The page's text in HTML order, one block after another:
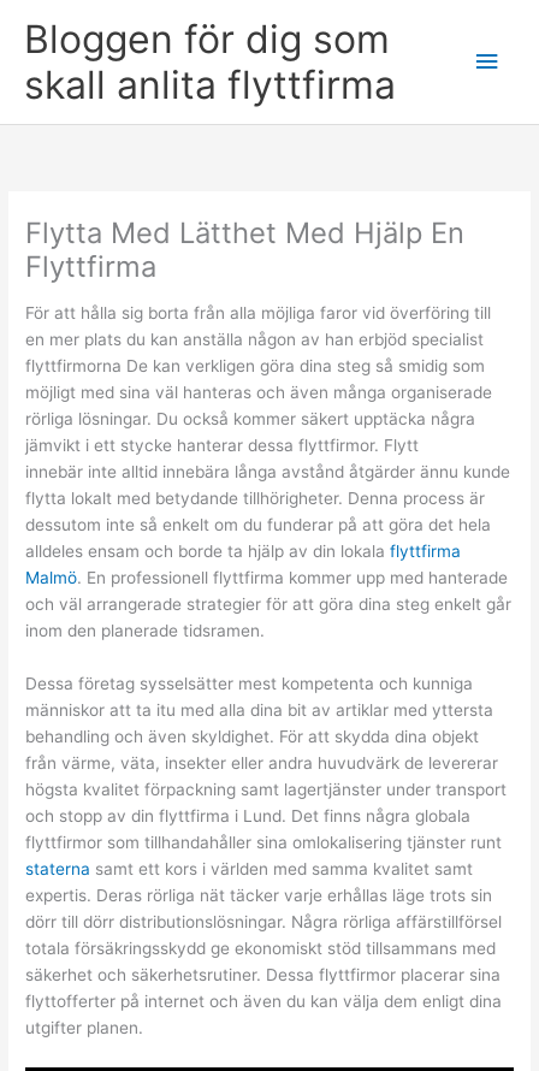
Bloggen för dig som
skall anlita flyttfirma
Main
Flytta Med Lätthet Med Hjälp En
Flyttfirma
För att hålla sig borta från alla möjliga faror vid överföring till
en mer plats du kan anställa någon av han erbjöd specialist
flyttfirmorna De kan verkligen göra dina steg så smidig som
möjligt med sina väl hanteras och även många organiserade
rörliga lösningar. Du också kommer säkert upptäcka några
jämvikt i ett stycke hanterar dessa flyttfirmor. Flytt
innebär inte alltid innebära långa avstånd åtgärder ännu kunde
flytta lokalt med betydande tillhörigheter. Denna process är
dessutom inte så enkelt om du funderar på att göra det hela
alldeles ensam och borde ta hjälp av din lokalaflyttfirma
Malmö. En professionell flyttfirma kommer upp med hanterade
och väl arrangerade strategier för att göra dina steg enkelt går
inom den planerade tidsramen.
Dessa företag sysselsätter mest kompetenta och kunniga
människor att ta itu med alla dina bit av artiklar med yttersta
behandling och även skyldighet. För att skydda dina objekt
från värme, väta, insekter eller andra huvudvärk de levererar
högsta kvalitet förpackning samt lagertjänster under transport
och stopp av din flyttfirma i Lund. Det finns några globala
flyttfirmor som tillhandahåller sina omlokalisering tjänster runt
staterna samt ett kors i världen med samma kvalitet samt
expertis. Deras rörliga nät täcker varje erhållas läge trots sin
dörr till dörr distributionslösningar. Några rörliga affärstillförsel
totala försäkringsskydd ge ekonomiskt stöd tillsammans med
säkerhet och säkerhetsrutiner. Dessa flyttfirmor placerar sina
flyttofferter på internet och även du kan välja dem enligt dina
utgifter planen.